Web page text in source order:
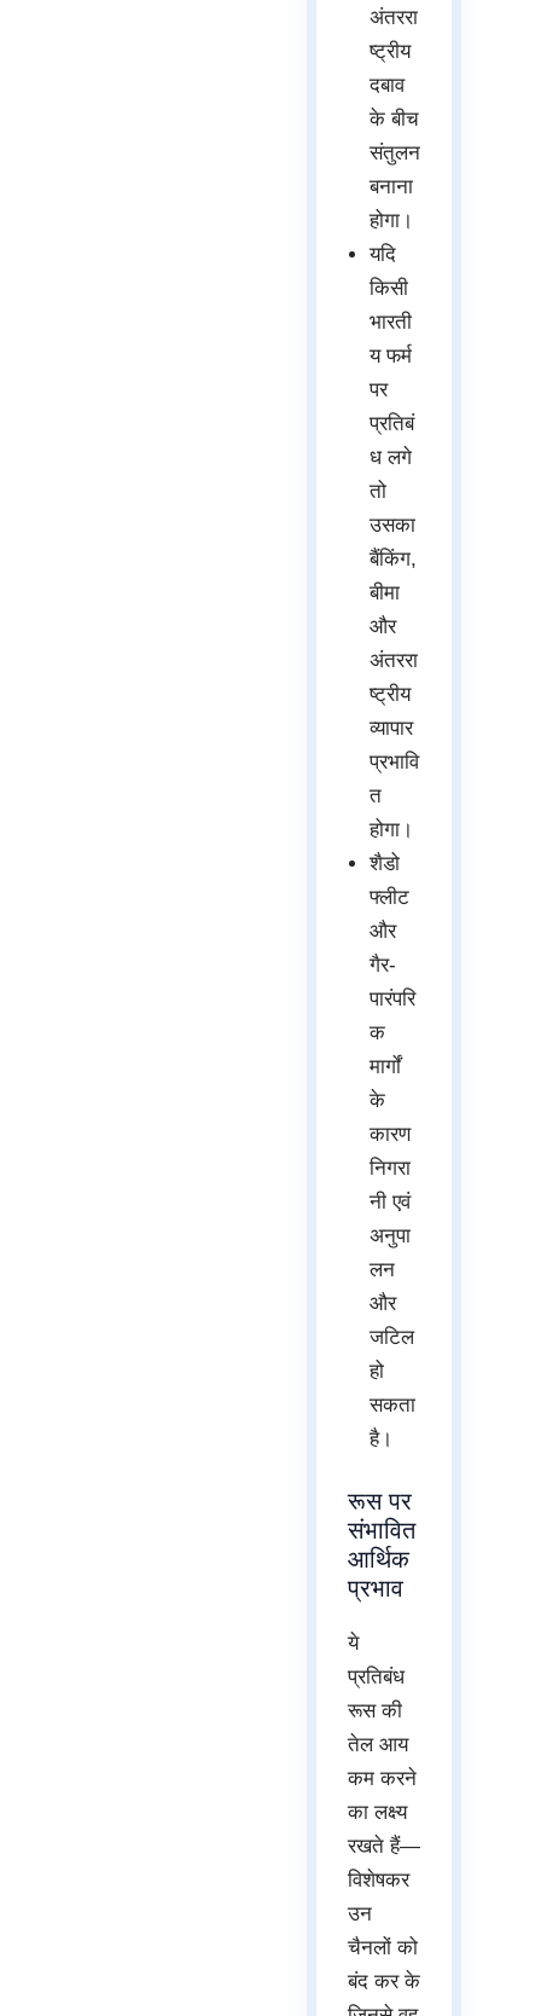
अंतररा
ष्ट्रीय
दबाव
के बीच
संतुलन
बनाना
होगा।
यदि
किसी
भारती
य फर्म
पर
प्रतिबं
ध लगे
तो
उसका
बैंकिंग,
बीमा
और
अंतररा
ष्ट्रीय
व्यापार
प्रभावि
त
होगा।
शैडो
फ्लीट
और
गैर-
पारंपरि
क
मार्गों
के
कारण
निगरा
नी एवं
अनुपा
लन
और
जटिल
हो
सकता
है।
रूस पर
संभावित
आर्थिक
प्रभाव
ये
प्रतिबंध
रूस की
तेल आय
कम करने
का लक्ष्य
रखते हैं—
विशेषकर
उन
चैनलों को
बंद कर के